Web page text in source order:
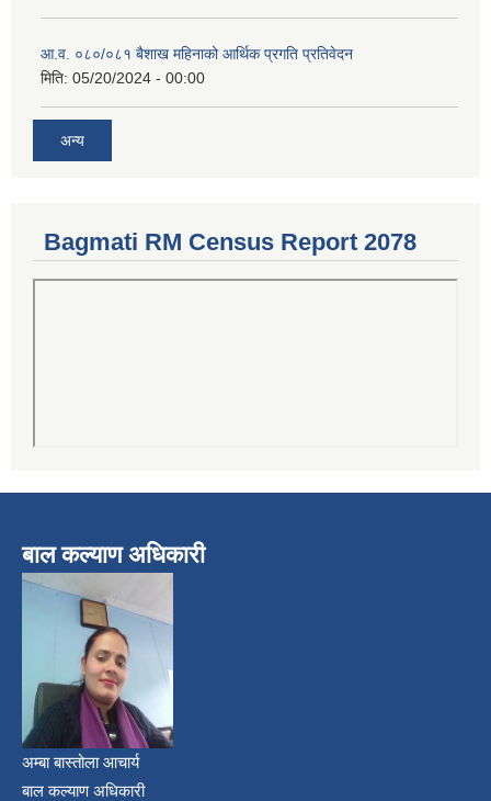
आ.व. ०८०/०८१ बैशाख महिनाको आर्थिक प्रगति प्रतिवेदन
मिति: 05/20/2024 - 00:00
अन्य
Bagmati RM Census Report 2078
बाल कल्याण अधिकारी
अम्बा बास्तोला आचार्य
बाल कल्याण अधिकारी